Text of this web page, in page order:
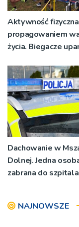
Aktywność
propagowaniem
życia. Biegacze
Dachowanie w
Dolnej. Jedna
zabrana do szpitala
NAJNOWSZE